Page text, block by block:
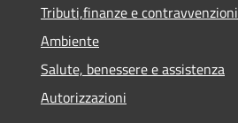
Tributi,finanze e contravvenzioni
Ambiente
Salute, benessere e assistenza
Autorizzazioni